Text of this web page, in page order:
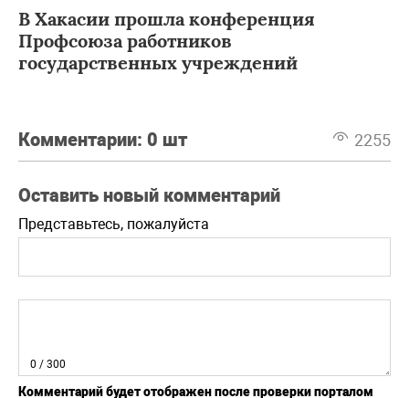
В Хакасии прошла конференция
Профсоюза работников
государственных учреждений
Комментарии: 0 шт 2255
Оставить новый комментарий
Представьтесь, пожалуйста
0 / 300
Комментарий будет отображен после проверки порталом